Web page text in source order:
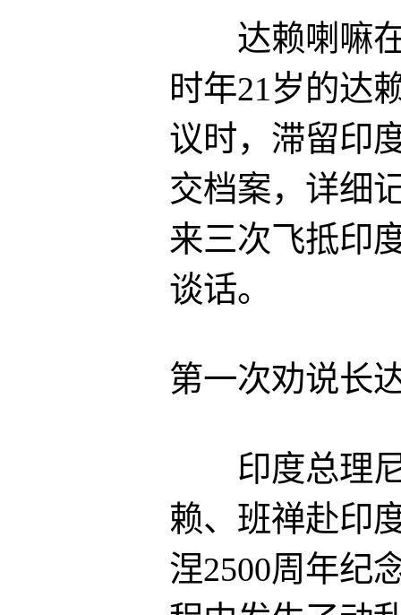
达赖喇嘛在
时年21岁的达
议时，滞留印
交档案，详细
来三次飞抵印
谈话。
第一次劝说长
印度总理尼
赖、班禅赴印
涅2500周年纪